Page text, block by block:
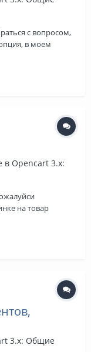
с вопросом,
в моем
Удалить кусок
потому что у
в Opencart 3.x:
на товар
product-
3.x: Общие